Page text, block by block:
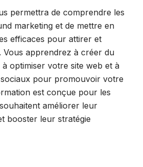
permettra de comprendre les
marketing et de mettre en
efficaces pour attirer et
Vous apprendrez à créer du
optimiser votre site web et à
pour promouvoir votre
est conçue pour les
améliorer leur
booster leur stratégie